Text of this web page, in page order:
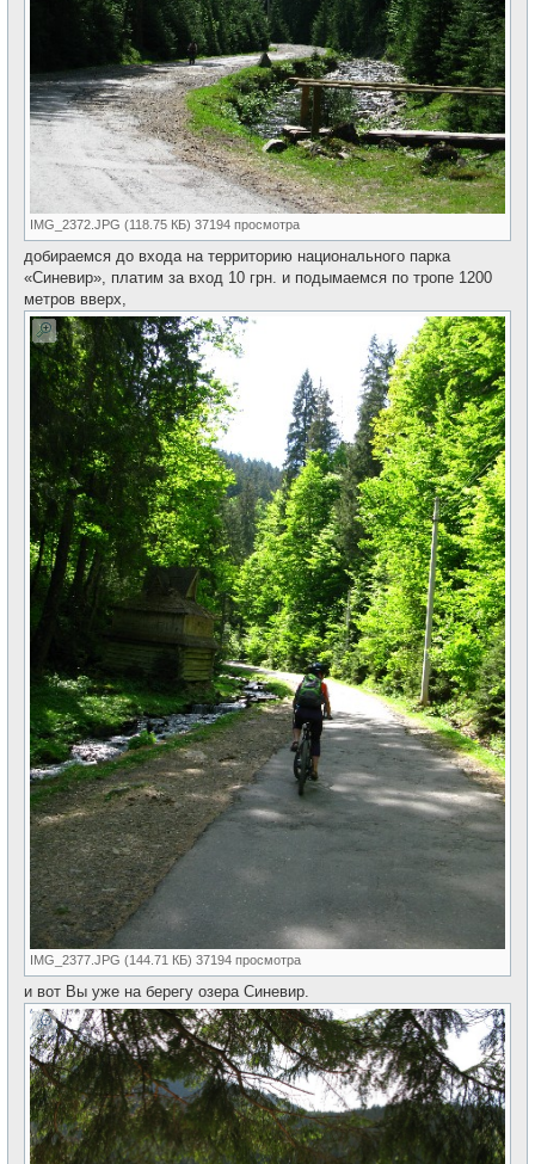
IMG_2372.JPG (118.75 КБ) 37194 просмотра
добираемся до входа на территорию национального парка
«Синевир», платим за вход 10 грн. и подымаемся по тропе 1200
метров вверх,
IMG_2377.JPG (144.71 КБ) 37194 просмотра
и вот Вы уже на берегу озера Синевир.